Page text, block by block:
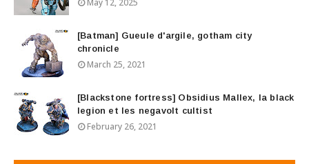
May 12, 2025
[Batman] Gueule d'argile, gotham city
chronicle
March 25, 2021
[Blackstone fortress] Obsidius Mallex, la black
legion et les negavolt cultist
February 26, 2021